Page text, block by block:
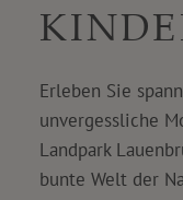
Erleben Sie
unvergessliche
Landpark
bunte Welt der